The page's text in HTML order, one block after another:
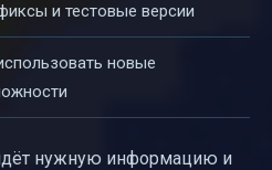
и тестовые версии
новые
нужную информацию и